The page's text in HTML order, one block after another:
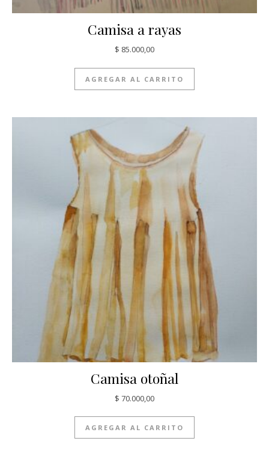
Camisa a rayas
$ 85.000,00
AGREGAR AL CARRITO
Camisa otoñal
$ 70.000,00
AGREGAR AL CARRITO